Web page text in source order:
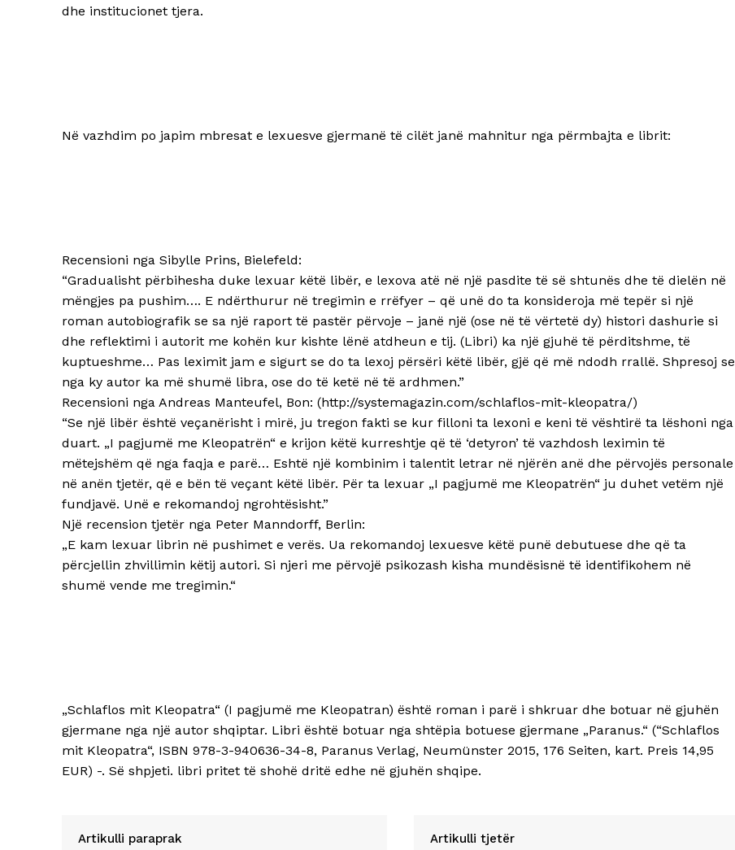
dhe institucionet tjera.
Në vazhdim po japim mbresat e lexuesve gjermanë të cilët janë mahnitur nga përmbajta e librit:
Recensioni nga Sibylle Prins, Bielefeld:
“Gradualisht përbihesha duke lexuar këtë libër, e lexova atë në një pasdite të së shtunës dhe të dielën në
mëngjes pa pushim…. E ndërthurur në tregimin e rrëfyer – që unë do ta konsideroja më tepër si një
roman autobiografik se sa një raport të pastër përvoje – janë një (ose në të vërtetë dy) histori dashurie si
dhe reflektimi i autorit me kohën kur kishte lënë atdheun e tij. (Libri) ka një gjuhë të përditshme, të
kuptueshme… Pas leximit jam e sigurt se do ta lexoj përsëri këtë libër, gjë që më ndodh rrallë. Shpresoj se
nga ky autor ka më shumë libra, ose do të ketë në të ardhmen.”
Recensioni nga Andreas Manteufel, Bon: (http://systemagazin.com/schlaflos-mit-kleopatra/)
“Se një libër është veçanërisht i mirë, ju tregon fakti se kur filloni ta lexoni e keni të vështirë ta lëshoni nga
duart. „I pagjumë me Kleopatrën“ e krijon këtë kurreshtje që të ‘detyron’ të vazhdosh leximin të
mëtejshëm që nga faqja e parë… Eshtë një kombinim i talentit letrar në njërën anë dhe përvojës personale
në anën tjetër, që e bën të veçant këtë libër. Për ta lexuar „I pagjumë me Kleopatrën“ ju duhet vetëm një
fundjavë. Unë e rekomandoj ngrohtësisht.”
Një recension tjetër nga Peter Manndorff, Berlin:
„E kam lexuar librin në pushimet e verës. Ua rekomandoj lexuesve këtë punë debutuese dhe që ta
përcjellin zhvillimin këtij autori. Si njeri me përvojë psikozash kisha mundësisnë të identifikohem në
shumë vende me tregimin.“
„Schlaflos mit Kleopatra“ (I pagjumë me Kleopatran) është roman i parë i shkruar dhe botuar në gjuhën
gjermane nga një autor shqiptar. Libri është botuar nga shtëpia botuese gjermane „Paranus.“ (“Schlaflos
mit Kleopatra“, ISBN 978-3-940636-34-8, Paranus Verlag, Neumünster 2015, 176 Seiten, kart. Preis 14,95
EUR) -. Së shpjeti. libri pritet të shohë dritë edhe në gjuhën shqipe.
Artikulli paraprak Artikulli tjetër